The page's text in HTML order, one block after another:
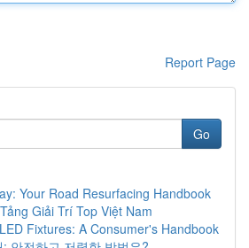
Report Page
Go
Your Road Resurfacing Handbook
Giải Trí Top Việt Nam
Fixtures: A Consumer's Handbook